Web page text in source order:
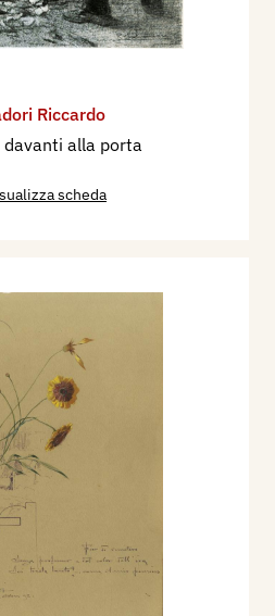
Riccardo
davanti alla porta
scheda